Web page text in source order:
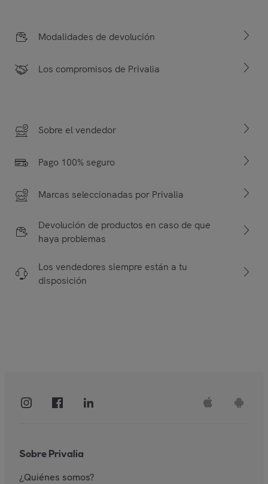
Modalidades de devolución
Los compromisos de Privalia
Sobre el vendedor
Pago 100% seguro
Marcas seleccionadas por Privalia
Devolución de productos en caso de que
haya problemas
Los vendedores siempre están a tu
disposición
Sobre Privalia
¿Quiénes somos?